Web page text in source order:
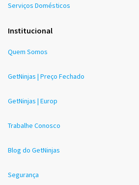
Serviços Domésticos
Institucional
Quem Somos
GetNinjas | Preço Fechado
GetNinjas | Europ
Trabalhe Conosco
Blog do GetNinjas
Segurança